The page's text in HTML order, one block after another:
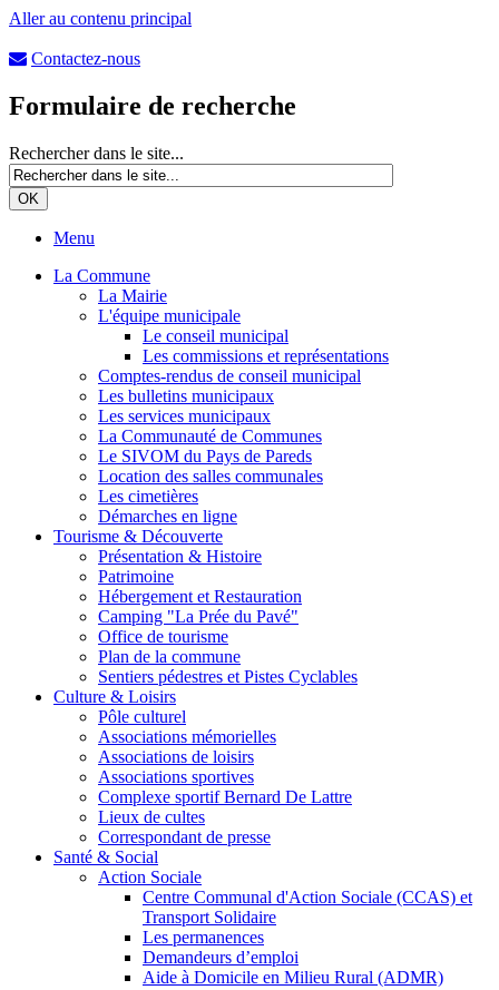
Aller au contenu principal
Contactez-nous
Formulaire de recherche
Rechercher dans le site...
Menu
La Commune
La Mairie
L'équipe municipale
Le conseil municipal
Les commissions et représentations
Comptes-rendus de conseil municipal
Les bulletins municipaux
Les services municipaux
La Communauté de Communes
Le SIVOM du Pays de Pareds
Location des salles communales
Les cimetières
Démarches en ligne
Tourisme & Découverte
Présentation & Histoire
Patrimoine
Hébergement et Restauration
Camping "La Prée du Pavé"
Office de tourisme
Plan de la commune
Sentiers pédestres et Pistes Cyclables
Culture & Loisirs
Pôle culturel
Associations mémorielles
Associations de loisirs
Associations sportives
Complexe sportif Bernard De Lattre
Lieux de cultes
Correspondant de presse
Santé & Social
Action Sociale
Centre Communal d'Action Sociale (CCAS) et
Transport Solidaire
Les permanences
Demandeurs d’emploi
Aide à Domicile en Milieu Rural (ADMR)